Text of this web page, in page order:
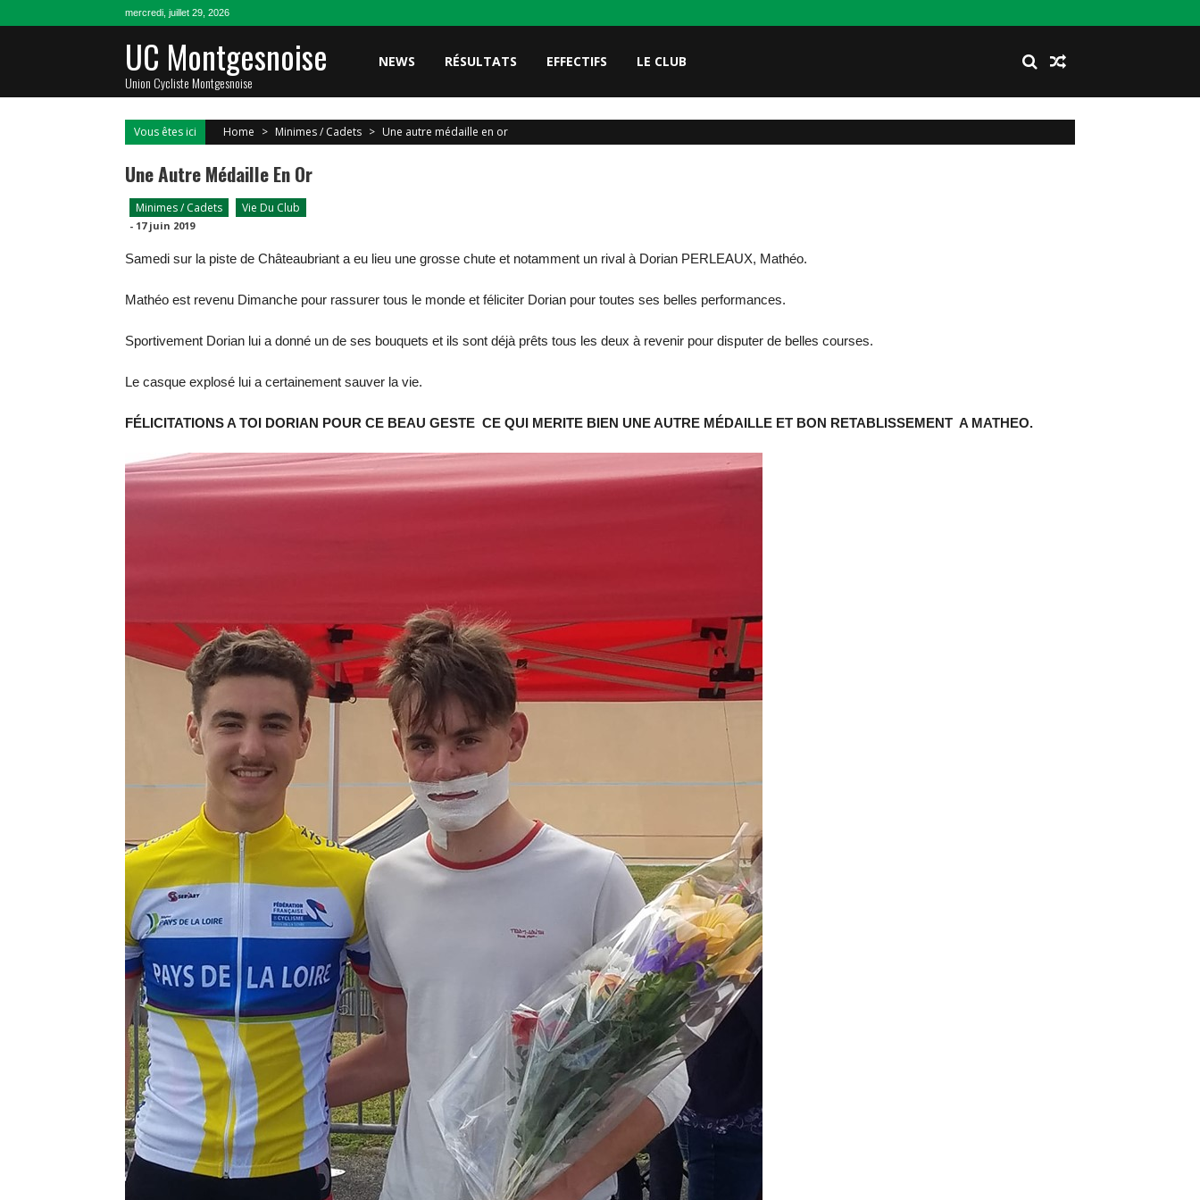
mercredi, juillet 29, 2026
UC Montgesnoise
Union Cycliste Montgesnoise
NEWS RÉSULTATS EFFECTIFS LE CLUB
Vous êtes ici Home > Minimes / Cadets > Une autre médaille en or
Une Autre Médaille En Or
Minimes / Cadets Vie Du Club
- 17 juin 2019
Samedi sur la piste de Châteaubriant a eu lieu une grosse chute et notamment un rival à Dorian PERLEAUX, Mathéo.
Mathéo est revenu Dimanche pour rassurer tous le monde et féliciter Dorian pour toutes ses belles performances.
Sportivement Dorian lui a donné un de ses bouquets et ils sont déjà prêts tous les deux à revenir pour disputer de belles courses.
Le casque explosé lui a certainement sauver la vie.
FÉLICITATIONS A TOI DORIAN POUR CE BEAU GESTE CE QUI MERITE BIEN UNE AUTRE MÉDAILLE ET BON RETABLISSEMENT A MATHEO.